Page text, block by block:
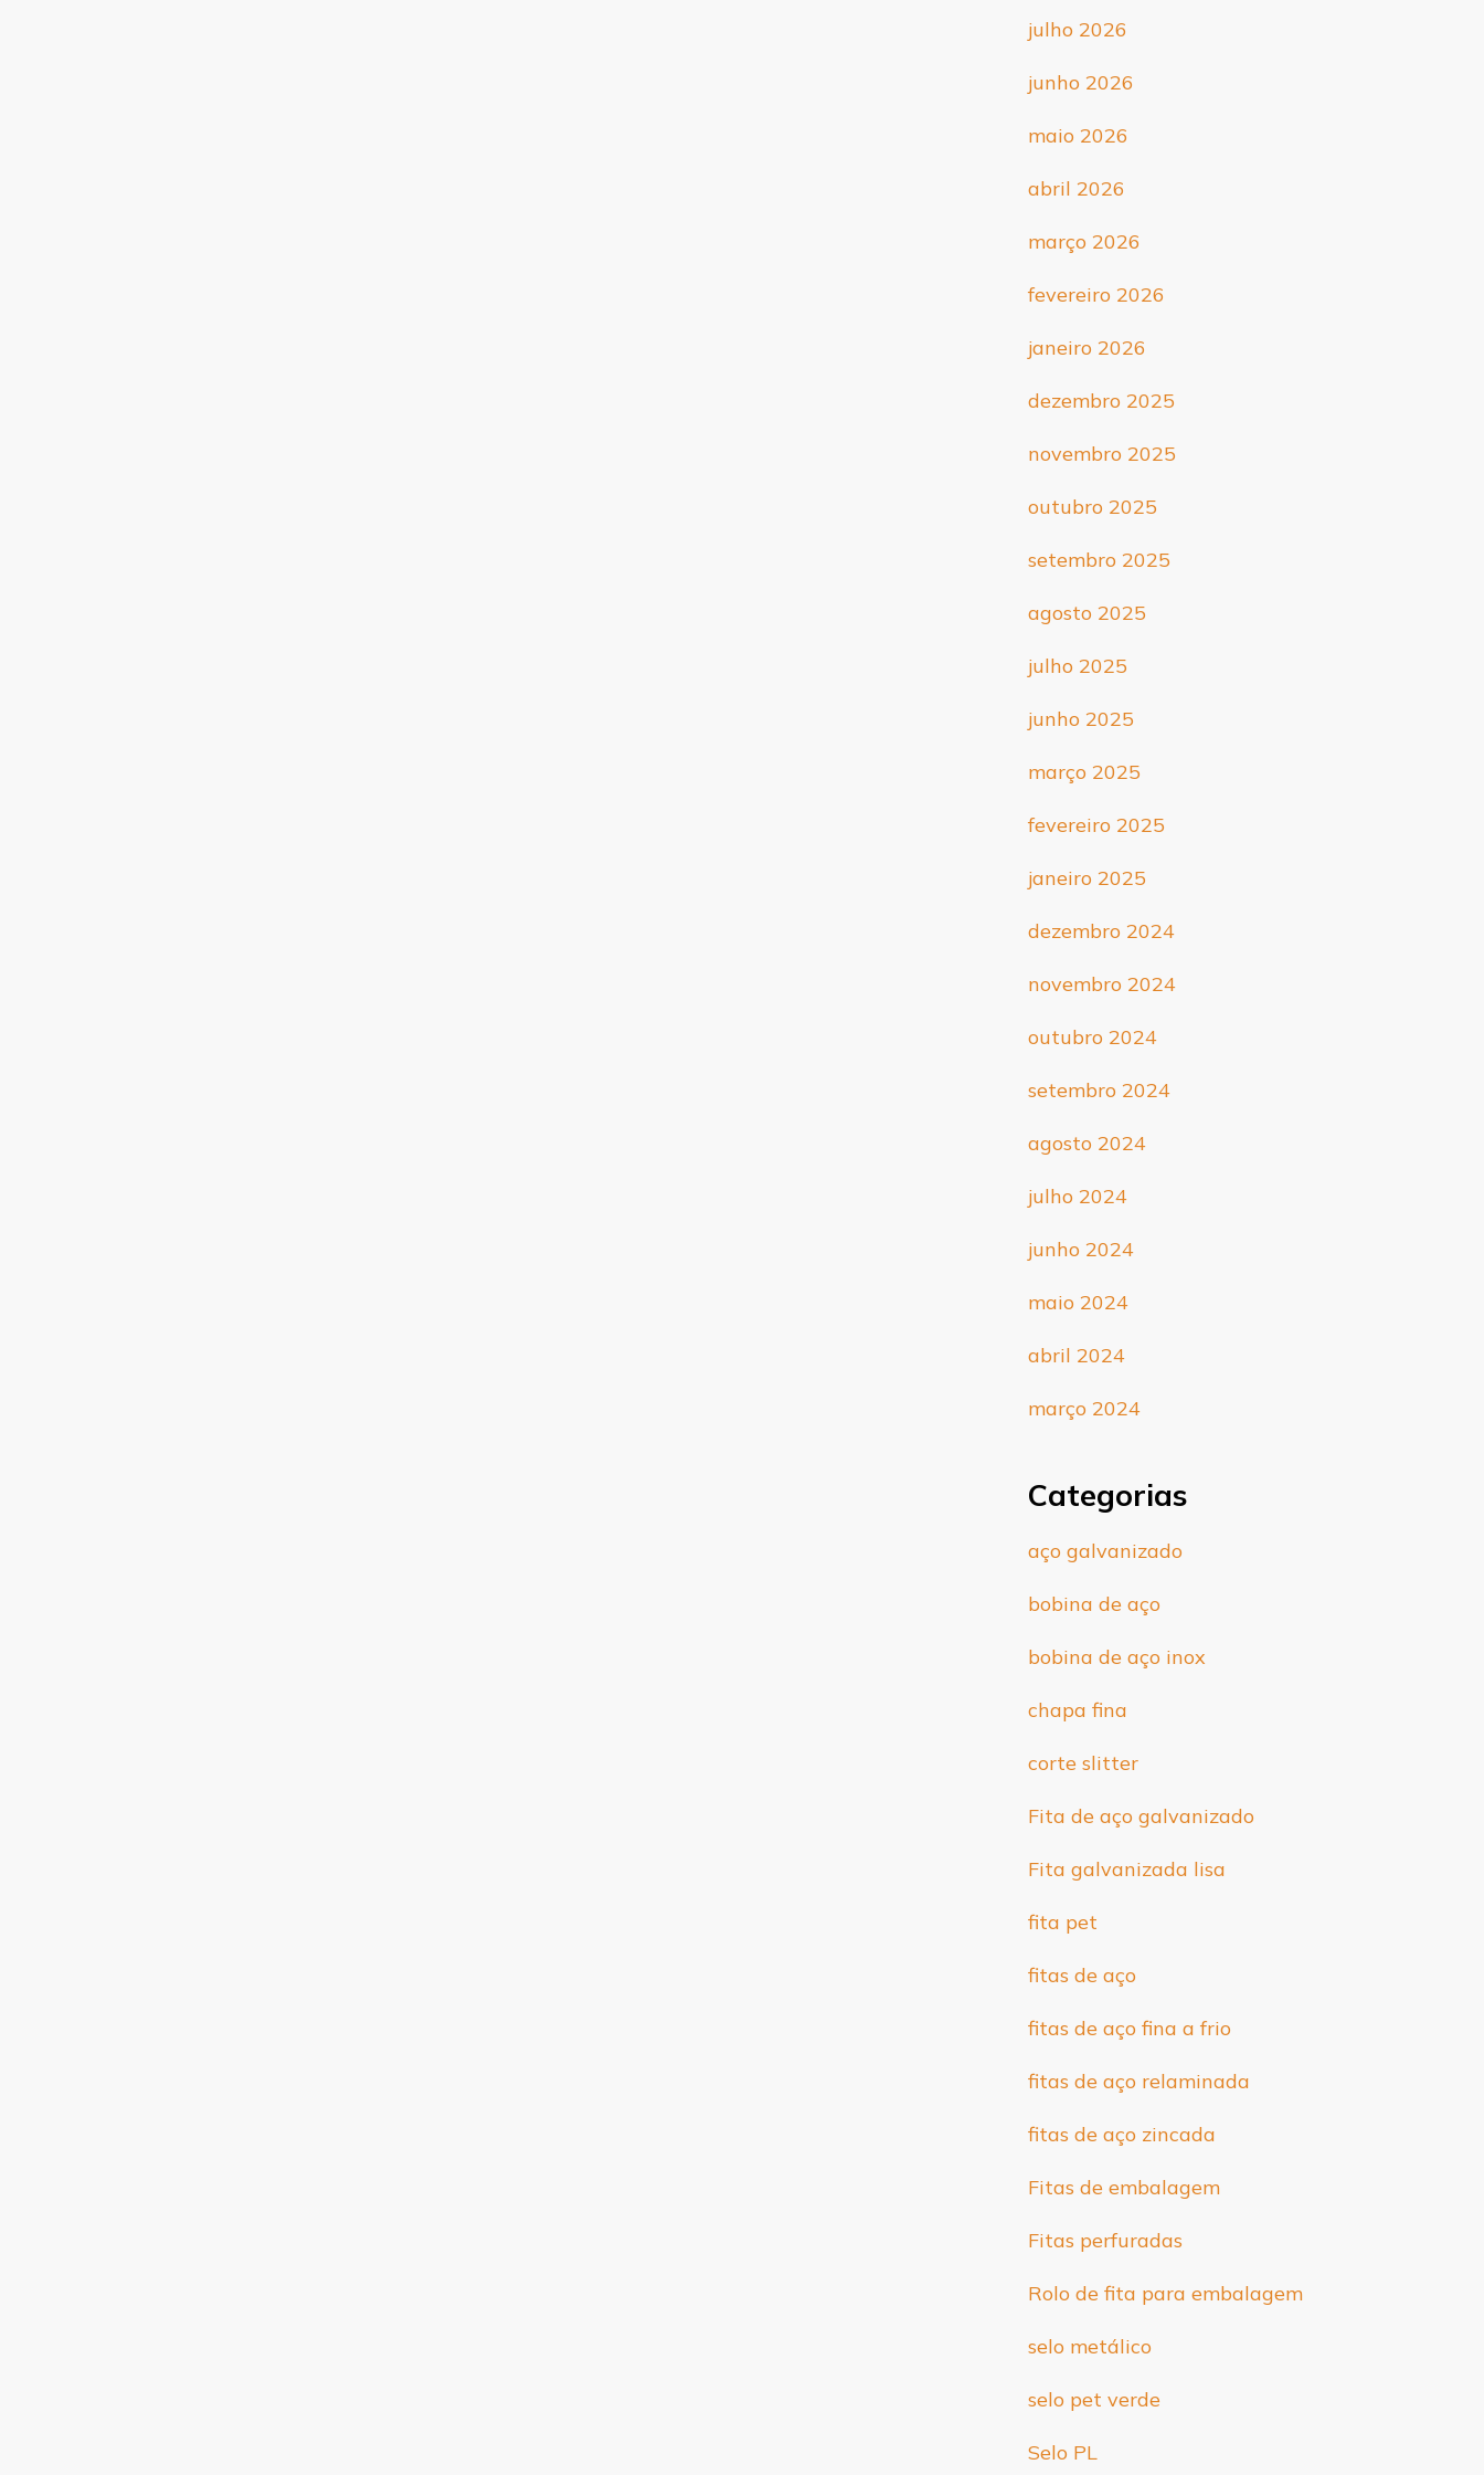
julho 2026
junho 2026
maio 2026
abril 2026
março 2026
fevereiro 2026
janeiro 2026
dezembro 2025
novembro 2025
outubro 2025
setembro 2025
agosto 2025
julho 2025
junho 2025
março 2025
fevereiro 2025
janeiro 2025
dezembro 2024
novembro 2024
outubro 2024
setembro 2024
agosto 2024
julho 2024
junho 2024
maio 2024
abril 2024
março 2024
Categorias
aço galvanizado
bobina de aço
bobina de aço inox
chapa fina
corte slitter
Fita de aço galvanizado
Fita galvanizada lisa
fita pet
fitas de aço
fitas de aço fina a frio
fitas de aço relaminada
fitas de aço zincada
Fitas de embalagem
Fitas perfuradas
Rolo de fita para embalagem
selo metálico
selo pet verde
Selo PL